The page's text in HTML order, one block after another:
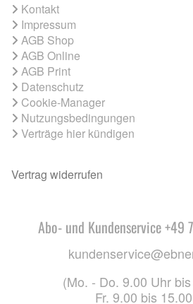
Kontakt
Impressum
AGB Shop
AGB Online
AGB Print
Datenschutz
Cookie-Manager
Nutzungsbedingungen
Verträge hier kündigen
Vertrag widerrufen
Abo- und Kundenservice
(Mo. - Do. 9.00 Uhr
Fr. 9.00 bis